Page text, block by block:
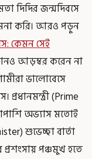
দিদির জন্মদিবসে
করি। আরও পড়ুন
কেমন সেই
আড়ম্বর করেন না
ভালোবেসে
(Prime
অভ্যাস মতোই
শুভেচ্ছা বার্তা
প্রশংসায় পঞ্চমুখ হতে